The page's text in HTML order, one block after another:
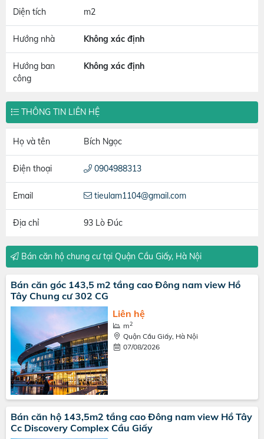
Diện tích m2
Hướng nhà Không xác định
Hướng ban
công
Không xác định
THÔNG TIN LIÊN HỆ
Họ và tên Bích Ngọc
Điện thoại 0904988313
Email tieulam1104@gmail.com
Địa chỉ 93 Lò Đúc
Bán căn hộ chung cư tại Quận Cầu Giấy, Hà Nội
Bán căn góc 143,5 m2 tầng cao Đông nam view Hồ
Tây Chung cư 302 CG
Liên hệ
m2
Quận Cầu Giấy, Hà Nội
07/08/2026
Bán căn hộ 143,5m2 tầng cao Đông nam view Hồ Tây
Cc Discovery Complex Cầu Giấy